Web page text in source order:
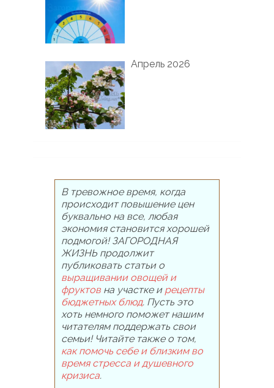
Апрель 2026
В тревожное время, когда
происходит повышение цен
буквально на все, любая
экономия становится хорошей
подмогой! ЗАГОРОДНАЯ
ЖИЗНЬ продолжит
публиковать статьи о
выращивании овощей и
фруктовна участке и рецепты
бюджетных блюд. Пусть это
хоть немного поможет нашим
читателям поддержать свои
семьи! Читайте также о том,
как помочь себе и близким во
время стресса и душевного
кризиса.